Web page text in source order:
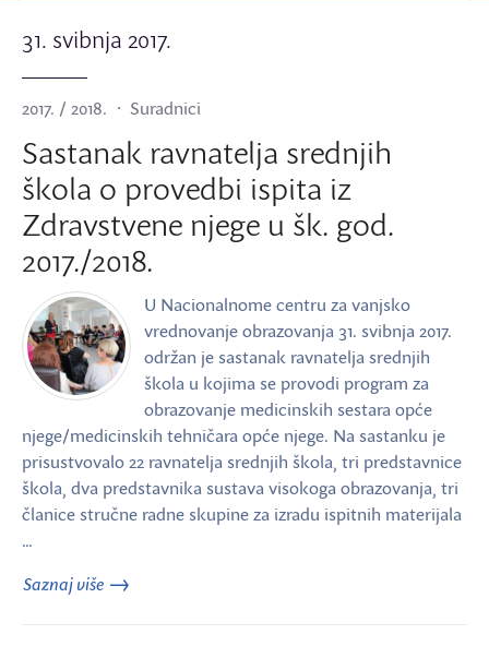
31. svibnja 2017.
2017. / 2018. Suradnici
Sastanak ravnatelja srednjih
škola o provedbi ispita iz
Zdravstvene njege u šk. god.
2017./2018.
U Nacionalnome centru za vanjsko
vrednovanje obrazovanja 31. svibnja 2017.
održan je sastanak ravnatelja srednjih
škola u kojima se provodi program za
obrazovanje medicinskih sestara opće
njege/medicinskih tehničara opće njege. Na sastanku je
prisustvovalo 22 ravnatelja srednjih škola, tri predstavnice
škola, dva predstavnika sustava visokoga obrazovanja, tri
članice stručne radne skupine za izradu ispitnih materijala
…
Saznaj više